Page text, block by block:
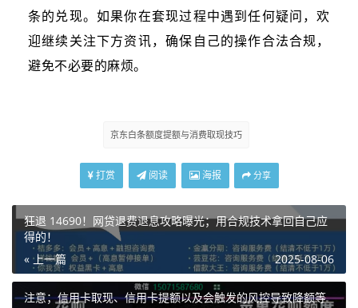
条的兑现。如果你在套现过程中遇到任何疑问，欢
迎继续关注下方资讯，确保自己的操作合法合规，
避免不必要的麻烦。
京东白条额度提额与消费取现技巧
打赏 阅读 海报 分享
狂退 14690！网贷退费退息攻略曝光；用合规技术拿回自己应
得的！
« 上一篇
2025-08-06
注意；信用卡取现、信用卡提额以及会触发的风控导致降额等